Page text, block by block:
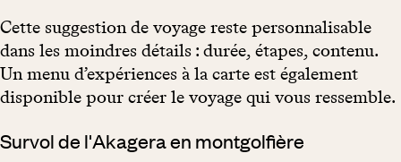
Cette suggestion de voyage reste personnalisable
dans les moindres détails : durée, étapes, contenu.
Un menu d’expériences à la carte est également
disponible pour créer le voyage qui vous ressemble.
Survol de l'Akagera en montgolfière